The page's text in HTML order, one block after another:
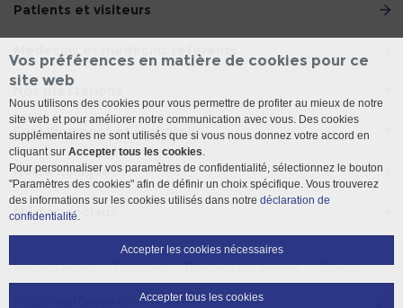
Patients et visiteurs
Médecins et médecins référents
Nos prestations
Enseignement et recherche
Notre Clinique
Médias sociaux
Mentions légales Disclaimer Protection des données Sitemap
Vos préférences en matière de cookies pour ce
site web
Nous utilisons des cookies pour vous permettre de profiter au mieux de notre
site web et pour améliorer notre communication avec vous. Des cookies
supplémentaires ne sont utilisés que si vous nous donnez votre accord en
cliquant sur Accepter tous les cookies.
Pour personnaliser vos paramètres de confidentialité, sélectionnez le bouton
"Paramètres des cookies" afin de définir un choix spécifique. Vous trouverez
des informations sur les cookies utilisés dans notre déclaration de
confidentialité.
Accepter les cookies nécessaires
Accepter tous les cookies